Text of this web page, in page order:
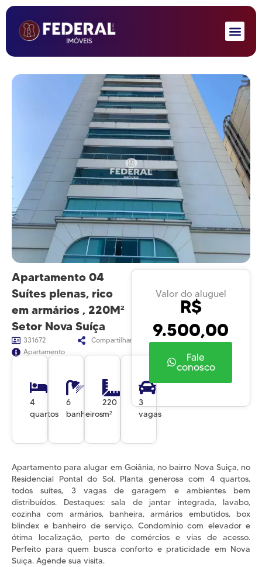
Apartamento 04
Suítes plenas, rico
em armários , 220M²
Setor Nova Suíça
331672
Apartamento
Compartilhar
4
quartos
6
banheiros
220
m²
3
vagas
Valor do aluguel
R$
9.500,00
Fale
conosco
Apartamento para alugar em Goiânia, no bairro Nova Suiça, no
Residencial Pontal do Sol. Planta generosa com 4 quartos,
todos suítes, 3 vagas de garagem e ambientes bem
distribuídos. Destaques: sala de jantar integrada, lavabo,
cozinha com armários, banheira, armários embutidos, box
blindex e banheiro de serviço. Condomínio com elevador e
ótima localização, perto de comércios e vias de acesso.
Perfeito para quem busca conforto e praticidade em Nova
Suiça. Agende sua visita.